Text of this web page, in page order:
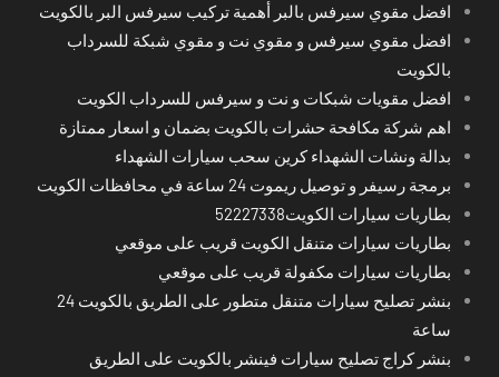
افضل مقوي سيرفس بالبر أهمية تركيب سيرفس البر بالكويت
افضل مقوي سيرفس و مقوي نت و مقوي شبكة للسرداب
بالكويت
افضل مقويات شبكات و نت و سيرفس للسرداب الكويت
اهم شركة مكافحة حشرات بالكويت بضمان و اسعار ممتازة
بدالة ونشات الشهداء كرين سحب سيارات الشهداء
برمجة رسيفر و توصيل ريموت 24 ساعة في محافظات الكويت
بطاريات سيارات الكويت52227338
بطاريات سيارات متنقل الكويت قريب على موقعي
بطاريات سيارات مكفولة قريب على موقعي
بنشر تصليح سيارات متنقل متطور على الطريق بالكويت 24
ساعة
بنشر كراج تصليح سيارات فينشر بالكويت على الطريق